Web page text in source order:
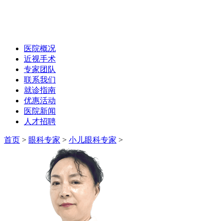
医院概况
近视手术
专家团队
联系我们
就诊指南
优惠活动
医院新闻
人才招聘
首页 > 眼科专家 > 小儿眼科专家 >